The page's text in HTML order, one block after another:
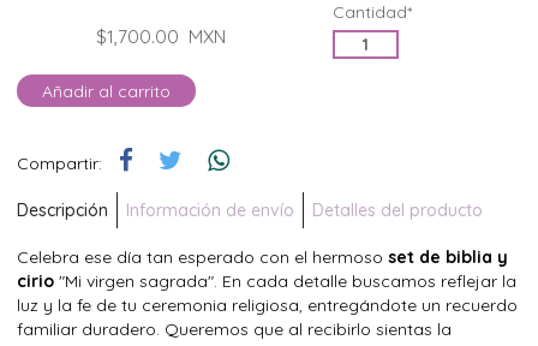
$1,700.00 MXN
Cantidad*
Añadir al carrito
Compartir:
Descripción Información de envío Detalles del producto
Celebra ese día tan esperado con el hermoso set de biblia y
cirio "Mi virgen sagrada". En cada detalle buscamos reflejar la
luz y la fe de tu ceremonia religiosa, entregándote un recuerdo
familiar duradero. Queremos que al recibirlo sientas la